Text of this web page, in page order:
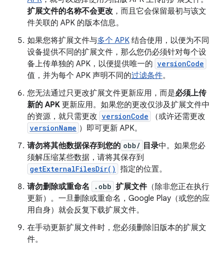
扩展文件的名称不会更改 ，而且它会保留最初与该文
件关联的 APK 的版本信息。
如果您将扩展文件与多个 APK 结合使用，以便为不同
设备提供不同的扩展文件，那么您仍必须针对每个设
备上传单独的 APK，以便提供唯一的 versionCode
值，并为每个 APK 声明不同的过滤条件。
您无法通过只更改扩展文件更新应用，而是必须上传
新的 APK 更新应用。如果您的更改仅涉及扩展文件中
的资源，就只需更改 versionCode （或许还需更改
versionName ）即可更新 APK。
请勿将其他数据保存到您的 obb/ 目录中。如果您必
须解压缩某些数据，请将其保存到
getExternalFilesDir() 指定的位置。
请勿删除或重命名
.obb 扩展文件（除非您正在执行
更新）。一旦删除或重命名，Google Play（或您的应
用自身）就会反复下载扩展文件。
在手动更新扩展文件时，您必须删除旧版本的扩展文
件。